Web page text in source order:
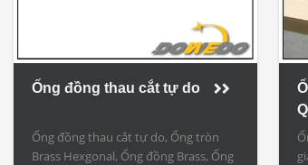
Ống đồng thau cắt tự do
Ống đồng thau cắt tự do, Ống tròn
Brass Hexgonal, Ống đồng Brass, Ống